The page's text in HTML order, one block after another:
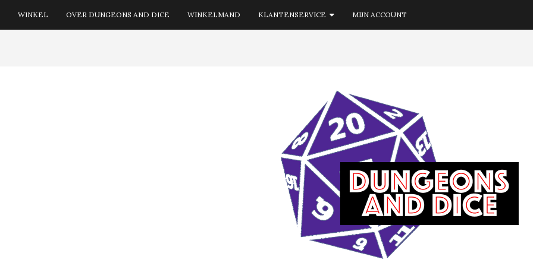
WINKEL OVER DUNGEONS AND DICE WINKELMAND KLANTENSERVICE MIJN ACCOUNT